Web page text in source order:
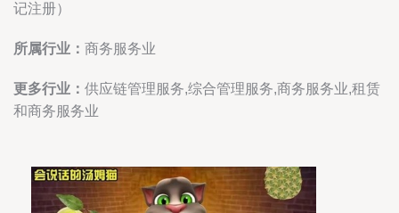
记注册）
所属行业： 商务服务业
更多行业： 供应链管理服务,综合管理服务,商务服务业,租赁
和商务服务业